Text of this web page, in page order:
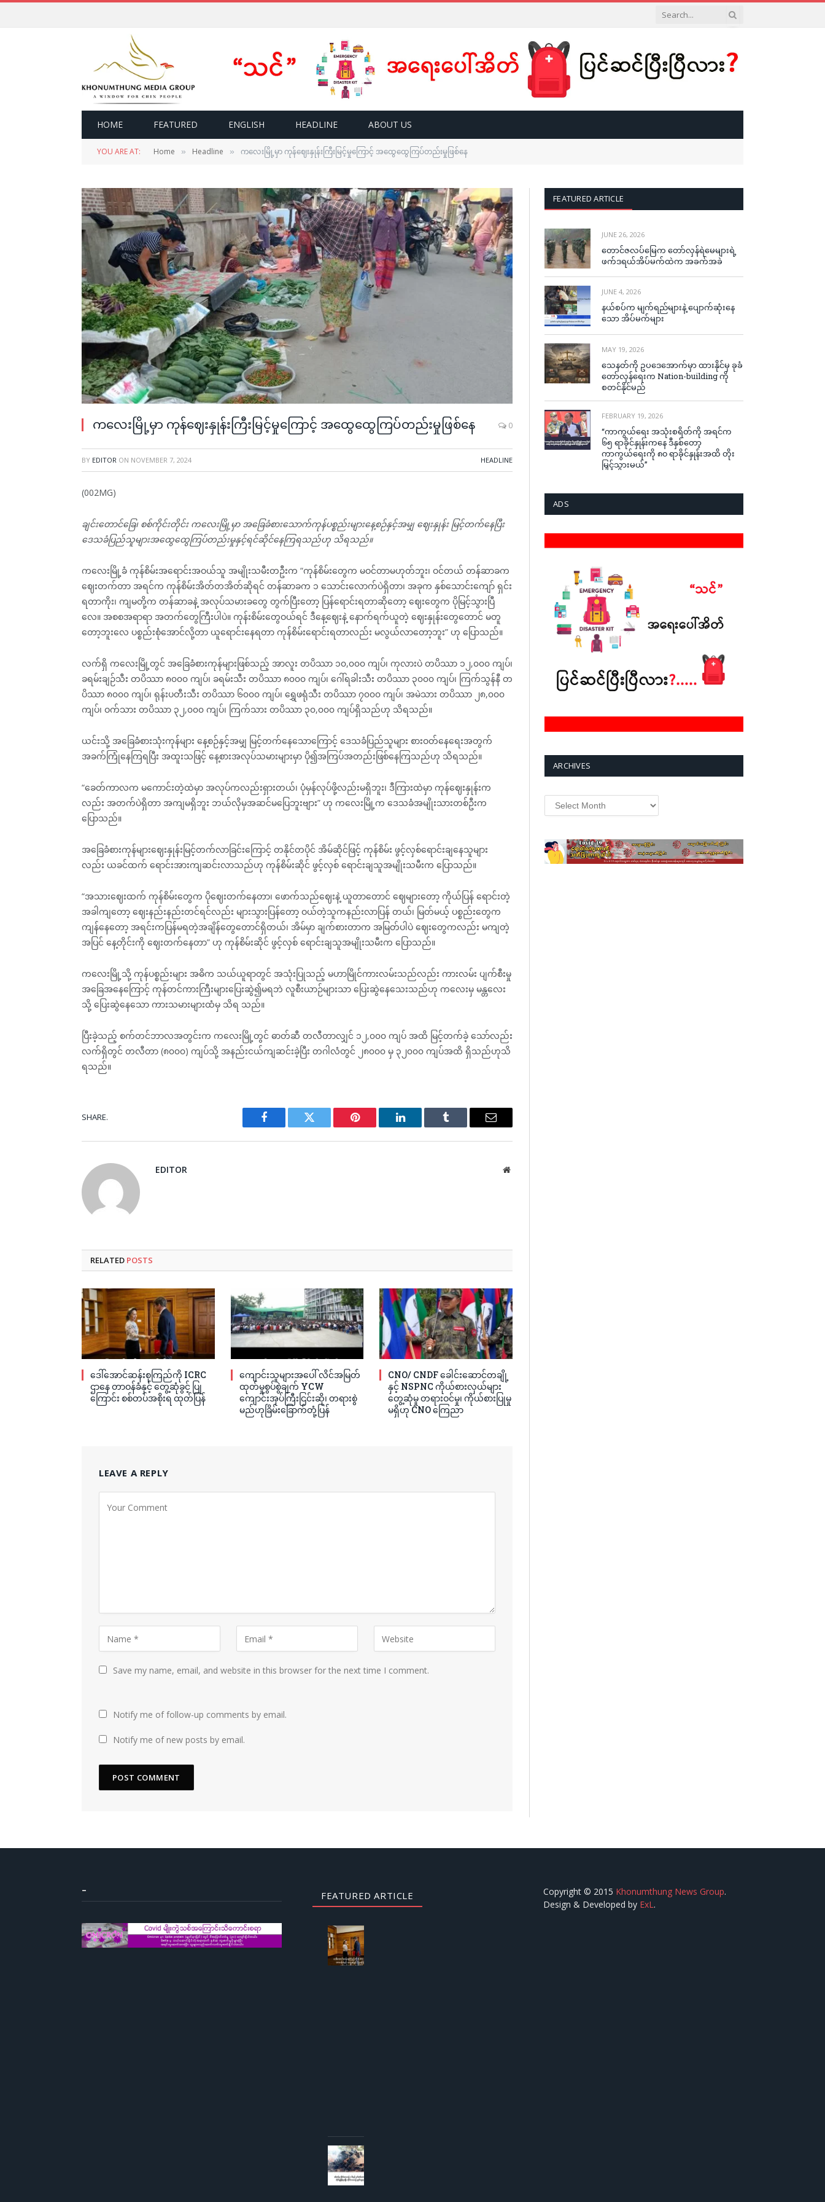
HOME FEATURED ENGLISH HEADLINE ABOUT US
YOU ARE AT: Home » Headline » ကလေးမြို့မှာ ကုန်ဈေးနှုန်းကြီးမြင့်မှုကြောင့် အထွေထွေကြပ်တည်းမှုဖြစ်နေ
ကလေးမြို့မှာ ကုန်ဈေးနှုန်းကြီးမြင့်မှုကြောင့် အထွေထွေကြပ်တည်းမှုဖြစ်နေ 0
BY EDITOR ON NOVEMBER 7, 2024 HEADLINE
(002MG)
ချင်းတောင်ခြေ၊ စစ်ကိုင်းတိုင်း ကလေးမြို့မှာ အခြေခံစားသောက်ကုန်ပစ္စည်းများနေ့စဉ်နှင့်အမျှ ဈေးနှုန်း မြင့်တက်နေပြီး
ဒေသခံပြည်သူများအထွေထွေကြပ်တည်းမှုနှင့်ရင်ဆိုင်နေကြရသည်ဟု သိရသည်။
ကလေးမြို့ခံ ကုန်စိမ်းအရောင်းအဝယ်သူ အမျိုးသမီးတဦးက “ကုန်စိမ်းတွေက မဝင်တာမဟုတ်ဘူး၊ ဝင်တယ် တန်ဆာခက
ဈေးတက်တာ အရင်က ကုန်စိမ်းအိတ်တအိတ်ဆိုရင် တန်ဆာခက ၁ သောင်းလောက်ပဲရှိတာ၊ အခုက နှစ်သောင်းကျော် ရှင်း
ရတာကိုး၊ ကျမတို့က တန်ဆာခနဲ့ အလုပ်သမားခတွေ တွက်ပြီးတော့ ပြန်ရောင်းရတာဆိုတော့ ဈေးတွေက ပိုမြင့်သွားပြီ
လေ။ အစစအရာရာ အတက်တွေကြီးပါပဲ။ ကုန်းစိမ်းတွေဝယ်ရင် ဒီနေ့ဈေးနဲ့ နောက်ရက်ယူတဲ့ ဈေးနှုန်းတွေတောင် မတူ
တော့ဘူးလေ ပစ္စည်းစုံအောင်လို့တာ ယူရောင်းနေရတာ ကုန်စိမ်းရောင်းရတာလည်း မလွယ်လာတော့ဘူး” ဟု ပြောသည်။
လက်ရှိ ကလေးမြို့တွင် အခြေခံစားကုန်များဖြစ်သည့် အာလူး တပိဿာ ၁၀,၀၀၀ ကျပ်၊ ကုလားပဲ တပိဿာ ၁၂,၀၀၀ ကျပ်၊
ခရမ်းချဉ်သီး တပိဿာ ၈၀၀၀ ကျပ်၊ ခရမ်းသီး တပိဿာ ၈၀၀၀ ကျပ်၊ ဂေါ်ရခါးသီး တပိဿာ ၃၀၀၀ ကျပ်၊ ကြက်သွန်နီ တ
ပိဿာ ၈၀၀၀ ကျပ်၊ ရုန်းပတီးသီး တပိဿာ ၆၀၀၀ ကျပ်၊ ရွှေဖရုံသီး တပိဿာ ၇၀၀၀ ကျပ်၊ အမဲသား တပိဿာ ၂၈,၀၀၀
ကျပ်၊ ဝက်သား တပိဿာ ၃၂,၀၀၀ ကျပ်၊ ကြက်သား တပိဿာ ၃၀,၀၀၀ ကျပ်ရှိသည်ဟု သိရသည်။
ယင်းသို့ အခြေခံစားသုံးကုန်များ နေ့စဉ်နှင့်အမျှ မြင့်တက်နေသောကြောင့် ဒေသခံပြည်သူများ စားဝတ်နေရေးအတွက်
အခက်ကြုံနေကြရပြီး အထူးသဖြင့် နေ့စားအလုပ်သမားများမှာ ပို၍အကြပ်အတည်းဖြစ်နေကြသည်ဟု သိရသည်။
“ခေတ်ကာလက မကောင်းတဲ့ထဲမှာ အလုပ်ကလည်းရှားတယ်၊ ပုံမှန်လုပ်ဖို့လည်းမရှိဘူး၊ ဒီကြားထဲမှာ ကုန်ဈေးနှုန်းက
လည်း အတက်ပဲရှိတာ အကျမရှိဘူး ဘယ်လိုမှအဆင်မပြေဘူးဗျား” ဟု ကလေးမြို့က ဒေသခံအမျိုးသားတစ်ဦးက
ပြောသည်။
အခြေခံစားကုန်များဈေးနှုန်းမြင့်တက်လာခြင်းကြောင့် တနိုင်တပိုင် အိမ်ဆိုင်ဖြင့် ကုန်စိမ်း ဖွင့်လှစ်ရောင်းချနေသူများ
လည်း ယခင်ထက် ရောင်းအားကျဆင်းလာသည်ဟု ကုန်စိမ်းဆိုင် ဖွင့်လှစ် ရောင်းချသူအမျိုးသမီးက ပြောသည်။
“အသားဈေးထက် ကုန်စိမ်းတွေက ပိုဈေးတက်နေတာ၊ ဖောက်သည်ဈေးနဲ့ ယူတာတောင် ဈေများတော့ ကိုယ်ပြန် ရောင်းတဲ့
အခါကျတော့ ဈေးနည်းနည်းတင်ရင်လည်း များသွားပြန်တော့ ဝယ်တဲ့သူကနည်းလာပြန် တယ်၊ မြတ်မယ့် ပစ္စည်းတွေက
ကျန်နေတော့ အရင်းကပြန်မရတဲ့အချိန်တွေတောင်ရှိတယ်၊ အိမ်မှာ ချက်စားတာက အမြတ်ပါပဲ ဈေးတွေကလည်း မကျတဲ့
အပြင် နေ့တိုင်းကို ဈေးတက်နေတာ” ဟု ကုန်စိမ်းဆိုင် ဖွင့်လှစ် ရောင်းချသူအမျိုးသမီးက ပြောသည်။
ကလေးမြို့သို့ ကုန်ပစ္စည်းများ အဓိက သယ်ယူရာတွင် အသုံးပြုသည့် မဟာမြိုင်ကားလမ်းသည်လည်း ကားလမ်း ပျက်စီးမှု
အခြေအနေကြောင့် ကုန်တင်ကားကြီးများပြေးဆွဲ၍မရဘဲ လူစီးယာဉ်များသာ ပြေးဆွဲနေသေးသည်ဟု ကလေးမှ မန္တလေး
သို့ ပြေးဆွဲနေသော ကားသမားများထံမှ သိရ သည်။
ပြီးခဲ့သည့် စက်တင်ဘာလအတွင်းက ကလေးမြို့တွင် ဓာတ်ဆီ တလီတာလျှင် ၁၂,၀၀၀ ကျပ် အထိ မြင့်တက်ခဲ့ သော်လည်း
လက်ရှိတွင် တလီတာ (၈၀၀၀) ကျပ်သို့ အနည်းငယ်ကျဆင်းခဲ့ပြီး တဂါလံတွင် ၂၈၀၀၀ မှ ၃၂၀၀၀ ကျပ်အထိ ရှိသည်ဟုသိ
ရသည်။
SHARE.
Facebook Twitter Pinterest LinkedIn Tumblr Email
EDITOR Website
RELATED POSTS
ဒေါ်အောင်ဆန်းစုကြည်ကို ICRC
ဌာနေ တာဝန်ခံနှင့် တွေ့ဆုံခွင့် ပြု
ကြောင်း စစ်တပ်အစိုးရ ထုတ်ပြန်
ကျောင်းသူများအပေါ် လိင်အမြတ်
ထုတ်မှုစွပ်စွဲချက် YCW
ကျောင်းအုပ်ကြီးငြင်းဆို၊ တရားစွဲ
မည်ဟုခြိမ်းခြောက်တုံ့ပြန်
CNO/ CNDF ခေါင်းဆောင်တချို့
နှင့် NSPNC ကိုယ်စားလှယ်များ
တွေ့ဆုံမှု တရားဝင်မှု၊ ကိုယ်စားပြုမှု
မရှိဟု CNO ကြေညာ
LEAVE A REPLY
Save my name, email, and website in this browser for the next time I comment.
Notify me of follow-up comments by email.
Notify me of new posts by email.
FEATURED ARTICLE
JUNE 26, 2026
တောင်ဇလပ်မြေက တော်လှန်ရဲမေများရဲ့
ဖက်ဒရယ်အိပ်မက်ထဲက အခက်အခဲ
JUNE 4, 2026
နယ်စပ်က မျက်ရည်များနဲ့ ပျောက်ဆုံးနေ
သော အိပ်မက်များ
MAY 19, 2026
သေနတ်ကို ဥပဒေအောက်မှာ ထားနိုင်မှ ခုခံ
တော်လှန်ရေးက Nation-building ကို
စတင်နိုင်မည်
FEBRUARY 19, 2026
“ကာကွယ်ရေး အသုံးစရိတ်ကို အရင်က
၆၅ ရာခိုင်နှုန်းကနေ ဒီနှစ်တော့
ကာကွယ်ရေးကို ၈၀ ရာခိုင်နှုန်းအထိ တိုး
မြှင့်သွားမယ်”
ADS
ARCHIVES
Archives
– FEATURED ARTICLE Copyright © 2015 Khonumthung News Group.
Design & Developed by ExL.